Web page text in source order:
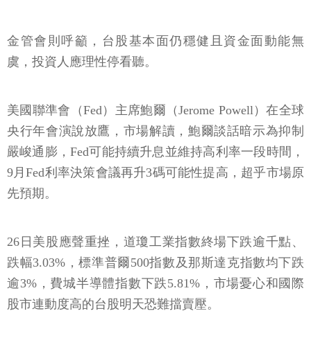
金管會則呼籲，台股基本面仍穩健且資金面動能無
虞，投資人應理性停看聽。
美國聯準會（Fed）主席鮑爾（Jerome Powell）在全球
央行年會演說放鷹，市場解讀，鮑爾談話暗示為抑制
嚴峻通膨，Fed可能持續升息並維持高利率一段時間，
9月Fed利率決策會議再升3碼可能性提高，超乎市場原
先預期。
26日美股應聲重挫，道瓊工業指數終場下跌逾千點、
跌幅3.03%，標準普爾500指數及那斯達克指數均下跌
逾3%，費城半導體指數下跌5.81%，市場憂心和國際
股市連動度高的台股明天恐難擋賣壓。